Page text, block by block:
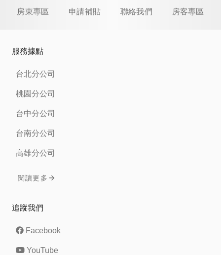
房東專區 申請補貼 聯絡我們 房客專區
服務據點
台北分公司
桃園分公司
台中分公司
台南分公司
高雄分公司
閱讀更多
追蹤我們
Facebook
YouTube